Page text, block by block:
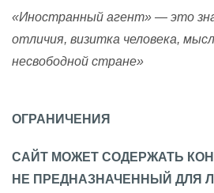
«Иностранный агент» — это
отличия, визитка человека,
несвободной стране»
ОГРАНИЧЕНИЯ
САЙТ МОЖЕТ СОДЕРЖАТЬ
НЕ ПРЕДНАЗНАЧЕННЫЙ ДЛЯ